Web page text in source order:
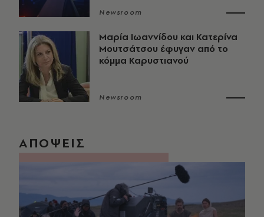
Newsroom
Μαρία Ιωαννίδου και Κατερίνα
Μουτσάτσου έφυγαν από το
κόμμα Καρυστιανού
Newsroom
ΑΠΟΨΕΙΣ